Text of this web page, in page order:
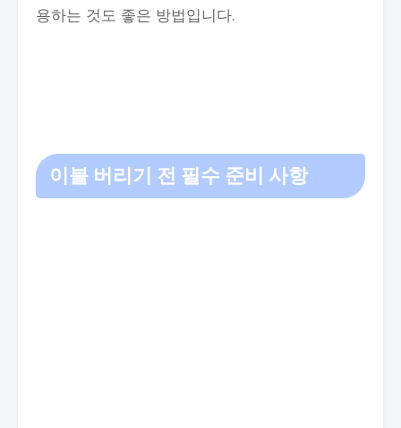
용하는 것도 좋은 방법입니다.
이불 버리기 전 필수 준비 사항